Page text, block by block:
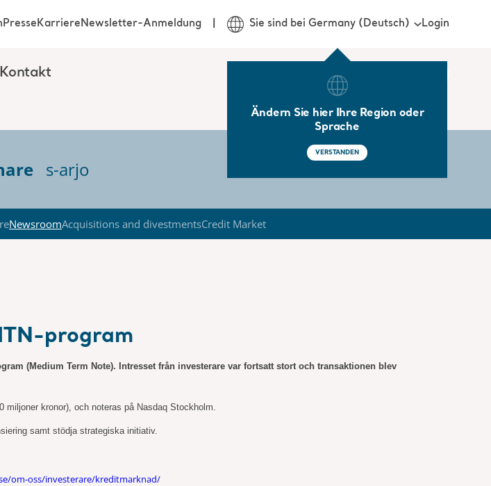
Kontakt
PresseKarriereNewsletter-Anmeldung Sie sind bei Germany (Deutsch)
Ändern Sie hier Ihre Region oder
Sprache
VERSTANDEN
Login
s-arjo
NewsroomAcquisitions and divestmentsCredit Market
program
(Medium Term Note). Intresset från investerare var fortsatt stort och transaktionen blev
kronor), och noteras på Nasdaq Stockholm.
samt stödja strategiska initiativ.
om-oss/investerare/kreditmarknad/